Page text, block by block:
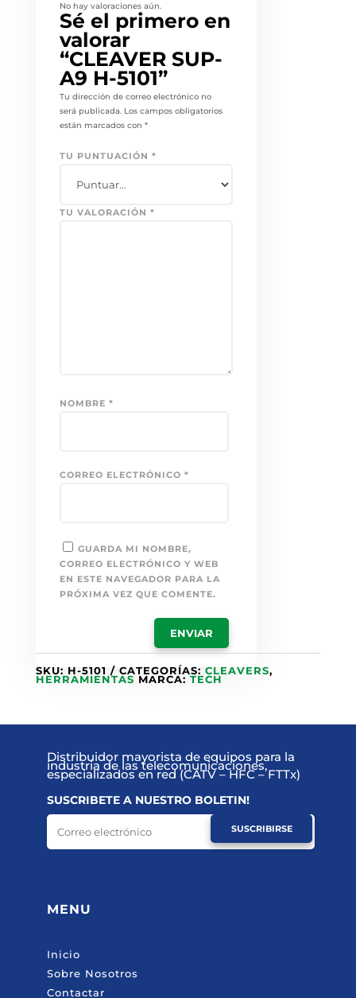
No hay valoraciones aún.
Sé el primero en
valorar
“CLEAVER SUP-
A9 H-5101”
Tu dirección de correo electrónico no
será publicada. Los campos obligatorios
están marcados con *
TU PUNTUACIÓN *
TU VALORACIÓN *
NOMBRE *
CORREO ELECTRÓNICO *
GUARDA MI NOMBRE,
CORREO ELECTRÓNICO Y WEB
EN ESTE NAVEGADOR PARA LA
PRÓXIMA VEZ QUE COMENTE.
SKU: H-5101 CATEGORÍAS: CLEAVERS,
HERRAMIENTAS MARCA: TECH
Distribuidor mayorista de equipos para la
industria de las telecomunicaciones,
especializados en red (CATV – HFC – FTTx)
SUSCRIBETE A NUESTRO BOLETIN!
SUSCRIBIRSE
MENU
Inicio
Sobre Nosotros
Contactar